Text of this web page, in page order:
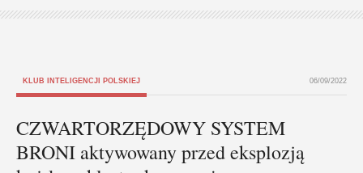
KLUB INTELIGENCJI POLSKIEJ 06/09/2022
CZWARTORZĘDOWY SYSTEM
BRONI aktywowany przed eksplozją